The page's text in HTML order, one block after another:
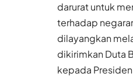
darurat untuk
terhadap
dilayangkan
dikirimkan Duta
kepada